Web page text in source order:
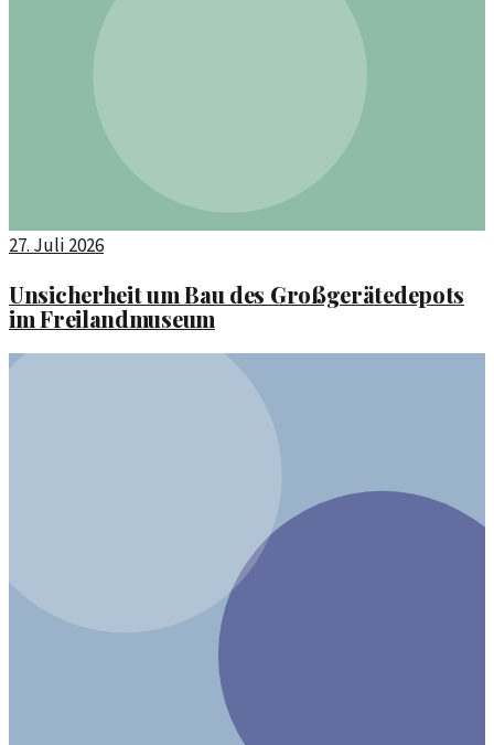
27. Juli 2026
Unsicherheit um Bau des Großgerätedepots
im Freilandmuseum